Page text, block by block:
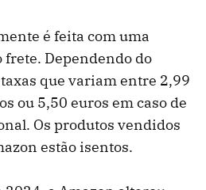
é feita com uma
frete. Dependendo do
que variam entre 2,99
ou 5,50 euros em caso de
Os produtos vendidos
estão isentos.